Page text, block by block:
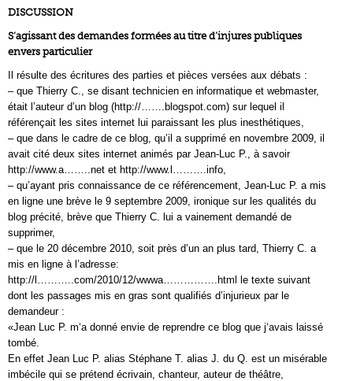
DISCUSSION
S’agissant des demandes formées au titre d’injures publiques
envers particulier
Il résulte des écritures des parties et pièces versées aux débats :
– que Thierry C., se disant technicien en informatique et webmaster,
était l’auteur d’un blog (http://…….blogspot.com) sur lequel il
référençait les sites internet lui paraissant les plus inesthétiques,
– que dans le cadre de ce blog, qu’il a supprimé en novembre 2009, il
avait cité deux sites internet animés par Jean-Luc P., à savoir
http://www.a……..net et http://www.l……….info,
– qu’ayant pris connaissance de ce référencement, Jean-Luc P. a mis
en ligne une brève le 9 septembre 2009, ironique sur les qualités du
blog précité, brève que Thierry C. lui a vainement demandé de
supprimer,
– que le 20 décembre 2010, soit près d’un an plus tard, Thierry C. a
mis en ligne à l’adresse:
http://l………..com/2010/12/wwwa…………….html le texte suivant
dont les passages mis en gras sont qualifiés d’injurieux par le
demandeur :
«Jean Luc P. m‘a donné envie de reprendre ce blog que j‘avais laissé
tombé.
En effet Jean Luc P. alias Stéphane T. alias J. du Q. est un misérable
imbécile qui se prétend écrivain, chanteur, auteur de théâtre,